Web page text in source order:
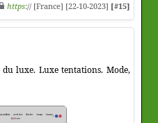
https:// [France] [22-10-2023] [#15]
luxe. Luxe tentations. Mode,